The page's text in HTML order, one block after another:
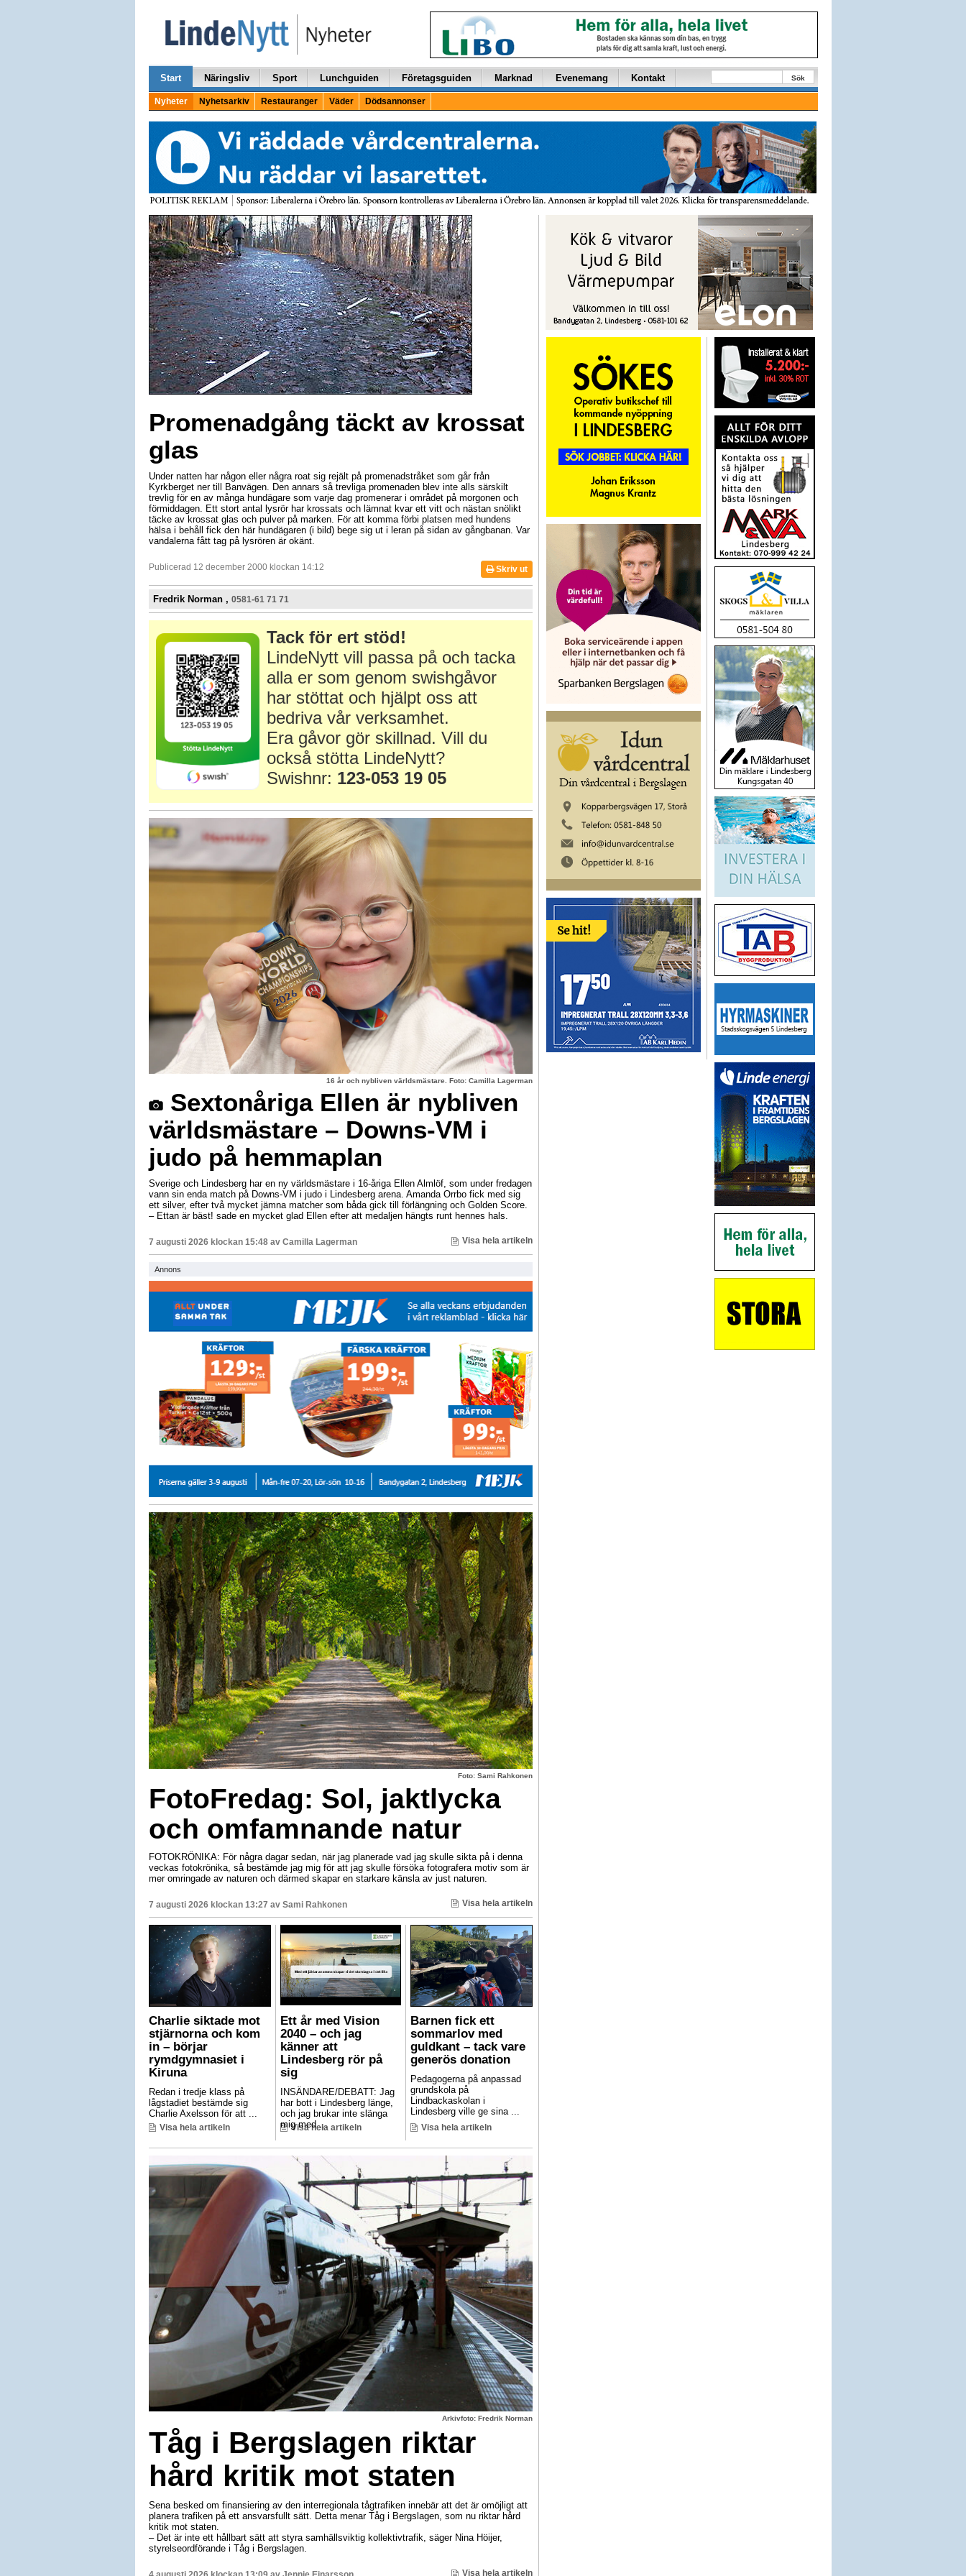
Start Näringsliv Sport Lunchguiden Företagsguiden Marknad Evenemang Kontakt Sök
Nyheter Nyhetsarkiv Restauranger Väder Dödsannonser
Promenadgång täckt av krossat
glas
Under natten har någon eller några roat sig rejält på promenadstråket som går från
Kyrkberget ner till Banvägen. Den annars så trevliga promenaden blev inte alls särskilt
trevlig för en av många hundägare som varje dag promenerar i området på morgonen och
förmiddagen. Ett stort antal lysrör har krossats och lämnat kvar ett vitt och nästan snölikt
täcke av krossat glas och pulver på marken. För att komma förbi platsen med hundens
hälsa i behåll fick den här hundägaren (i bild) bege sig ut i leran på sidan av gångbanan. Var
vandalerna fått tag på lysrören är okänt.
Publicerad 12 december 2000 klockan 14:12 Skriv ut
Fredrik Norman , 0581-61 71 71
Tack för ert stöd!
LindeNytt vill passa på och tacka
alla er som genom swishgåvor
har stöttat och hjälpt oss att
bedriva vår verksamhet.
Era gåvor gör skillnad. Vill du
också stötta LindeNytt?
Swishnr: 123-053 19 05
16 år och nybliven världsmästare. Foto: Camilla Lagerman
Sextonåriga Ellen är nybliven
världsmästare – Downs-VM i
judo på hemmaplan
Sverige och Lindesberg har en ny världsmästare i 16-åriga Ellen Almlöf, som under fredagen
vann sin enda match på Downs-VM i judo i Lindesberg arena. Amanda Orrbo fick med sig
ett silver, efter två mycket jämna matcher som båda gick till förlängning och Golden Score.
– Ettan är bäst! sade en mycket glad Ellen efter att medaljen hängts runt hennes hals.
7 augusti 2026 klockan 15:48 av Camilla Lagerman Visa hela artikeln
Annons
Foto: Sami Rahkonen
FotoFredag: Sol, jaktlycka
och omfamnande natur
FOTOKRÖNIKA: För några dagar sedan, när jag planerade vad jag skulle sikta på i denna
veckas fotokrönika, så bestämde jag mig för att jag skulle försöka fotografera motiv som är
mer omringade av naturen och därmed skapar en starkare känsla av just naturen.
7 augusti 2026 klockan 13:27 av Sami Rahkonen Visa hela artikeln
Charlie siktade mot
stjärnorna och kom
in – börjar
rymdgymnasiet i
Kiruna
Redan i tredje klass på
lågstadiet bestämde sig
Charlie Axelsson för att ...
Visa hela artikeln
Ett år med Vision
2040 – och jag
känner att
Lindesberg rör på
sig
INSÄNDARE/DEBATT: Jag
har bott i Lindesberg länge,
och jag brukar inte slänga
mig med ...
Visa hela artikeln
Barnen fick ett
sommarlov med
guldkant – tack vare
generös donation
Pedagogerna på anpassad
grundskola på
Lindbackaskolan i
Lindesberg ville ge sina ...
Visa hela artikeln
Arkivfoto: Fredrik Norman
Tåg i Bergslagen riktar
hård kritik mot staten
Sena besked om finansiering av den interregionala tågtrafiken innebär att det är omöjligt att
planera trafiken på ett ansvarsfullt sätt. Detta menar Tåg i Bergslagen, som nu riktar hård
kritik mot staten.
– Det är inte ett hållbart sätt att styra samhällsviktig kollektivtrafik, säger Nina Höijer,
styrelseordförande i Tåg i Bergslagen.
Visa hela artikeln